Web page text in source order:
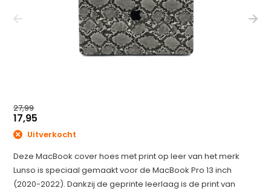
27,99
17,95
Uitverkocht
Deze MacBook cover hoes met print op leer van het merk
Lunso is speciaal gemaakt voor de MacBook Pro 13 inch
(2020-2022). Dankzij de geprinte leerlaag is de print van